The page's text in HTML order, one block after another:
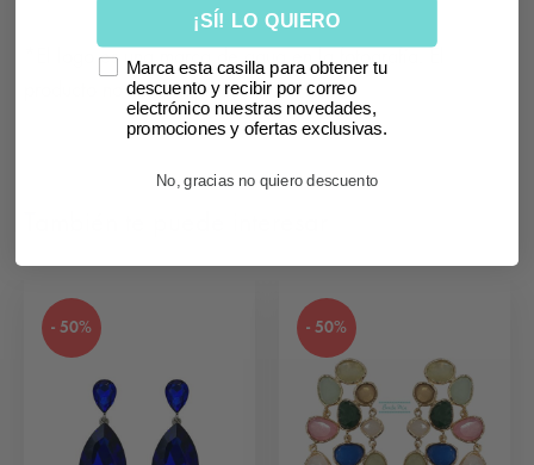
*El logo es una marca de agua en la fotografía. El
producto no lleva impreso ningún texto.
- 50% - 50%
¡SÍ! LO QUIERO
Marca esta casilla para obtener tu
descuento y recibir por correo
electrónico nuestras novedades,
promociones y ofertas exclusivas.
No, gracias no quiero descuento